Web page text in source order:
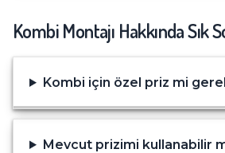
Kombi Montajı Hakkında Sık
Kombi için özel priz mi
Mevcut prizimi kullanabilir